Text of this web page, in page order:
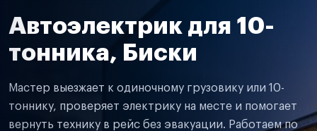
Автоэлектрик для 10-
тонника, Биски
Мастер выезжает к одиночному грузовику или 10-
тоннику, проверяет электрику на месте и помогает
вернуть технику в рейс без эвакуации. Работаем по